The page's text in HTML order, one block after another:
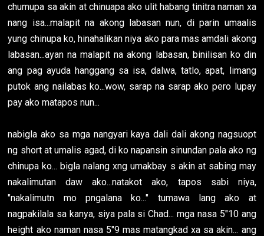
chumupa sa akin at chinuapa ako ulit habang tinitra naman xa
nang isa...malapit na akong labasan nun, di parin umaalis
yung chinupa ko, hinahalikan niya ako para mas amdali akong
labasan...ayan na malapit na akong labasan, binilisan ko din
ang pag ayuda hanggang sa isa, dalwa, tatlo, apat, limang
putok ang nailabas ko...wow, sarap na sarap ako pero lupay
pay ako matapos nun...
nabigla ako sa mga nangyari kaya dali dali akong nagsuopt
ng short at umalis agad, di ko napansin sinundan pala ako ng
chinupa ko... bigla nalang xng umakbay s akin at sabing may
nakalimutan daw ako...natakot ako, tapos sabi niya,
"nakalimutn mo pngalana ko..." tumawa lang ako at
nagpakilala sa kanya, siya pala si Chad... mga nasa 5"10 ang
height ako naman nasa 5"9 mas matangkad xa sa akin... ang